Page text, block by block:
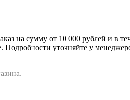
на сумму от 10 000 рублей и в
Подробности уточняйте у